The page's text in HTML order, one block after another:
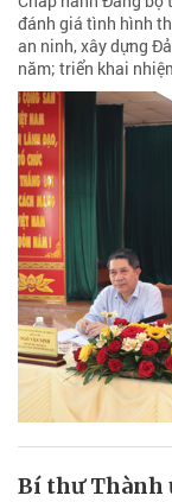
đánh giá tình hình
an ninh, xây dựng
năm; triển khai
Bí thư Thành